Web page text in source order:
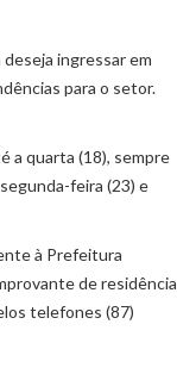
ingressar em
para o setor.
a quarta (18), sempre
feira (23) e
à Prefeitura
de residência
telefones (87)